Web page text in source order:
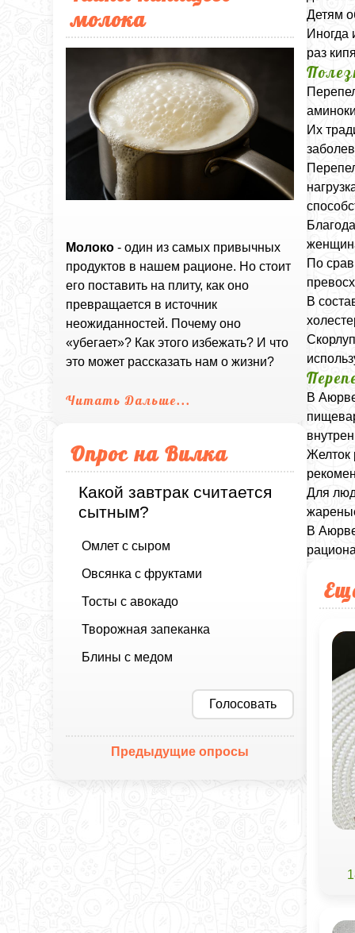
молока
Молоко - один из самых привычных
продуктов в нашем рационе. Но стоит
его поставить на плиту, как оно
превращается в источник
неожиданностей. Почему оно
«убегает»? Как этого избежать? И что
это может рассказать нам о жизни?
Читать Дальше...
Опрос на Вилка
Какой завтрак считается
сытным?
Омлет с сыром
Овсянка с фруктами
Тосты с авокадо
Творожная запеканка
Блины с медом
Голосовать
Предыдущие опросы
Детям
Иногда
раз
Их
По
В
В
Желток
Для
В